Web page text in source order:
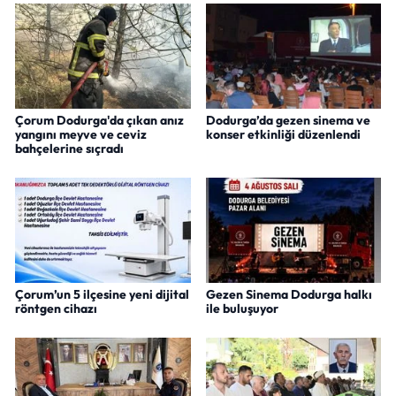
Çorum Dodurga'da çıkan anız
yangını meyve ve ceviz
bahçelerine sıçradı
Dodurga’da gezen sinema ve
konser etkinliği düzenlendi
Çorum’un 5 ilçesine yeni dijital
röntgen cihazı
Gezen Sinema Dodurga halkı
ile buluşuyor